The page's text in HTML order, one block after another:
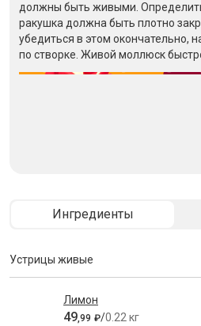
должны быть живыми.
ракушка должна быть плотно
убедиться в этом окончательно,
по створке. Живой моллюск
Ингредиенты
Устрицы живые
Лимон
49,99 ₽/0.22 кг